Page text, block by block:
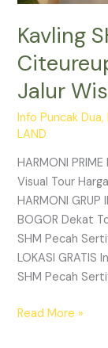
Kavling
Jalur
Info Puncak Dua,
LAND
HARMONI
Visual Tour
HARMONI GRUP
BOGOR Dekat
SHM Pecah
LOKASI
SHM Pecah
Read More »